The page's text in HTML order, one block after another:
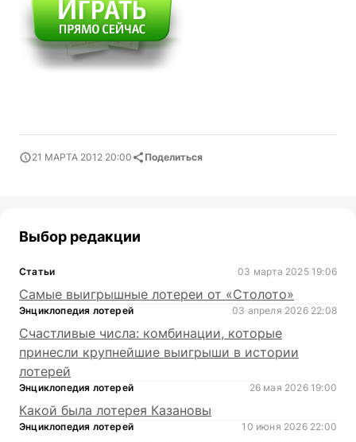
21 МАРТА 2012 20:00 Поделиться
Выбор редакции
Статьи 03 марта 2025 19:06
Самые выигрышные лотереи от «Столото»
Энциклопедия лотерей 03 апреля 2026 22:08
Счастливые числа: комбинации, которые
принесли крупнейшие выигрыши в истории
лотерей
Энциклопедия лотерей 26 мая 2026 19:00
Какой была лотерея Казановы
Энциклопедия лотерей 10 июня 2026 22:00